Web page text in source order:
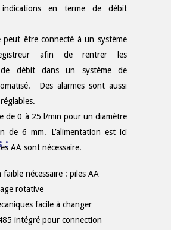
en terme de débit
peut être connecté à un système
afin de rentrer les
de débit dans un système de
Des alarmes sont aussi
de 0 à 25 l/min pour un diamètre
de 6 mm. L’alimentation est ici
AA sont nécessaire.
:
nécessaire : piles AA
rotative
facile à changer
intégré pour connection